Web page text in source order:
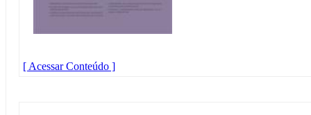
[ Acessar Conteúdo ]